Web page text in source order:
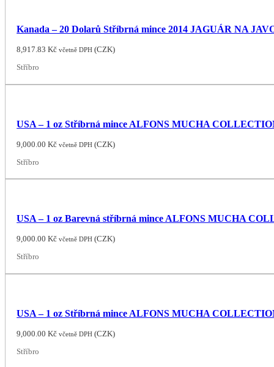
Kanada – 20 Dolarů Stříbrná mince 2014 JAGUÁR NA
8,917.83Kč včetně DPH (CZK)
Stříbro
USA – 1 oz Stříbrná mince ALFONS MUCHA
9,000.00Kč včetně DPH (CZK)
Stříbro
USA – 1 oz Barevná stříbrná mince ALFONS MUCHA
9,000.00Kč včetně DPH (CZK)
Stříbro
USA – 1 oz Stříbrná mince ALFONS MUCHA
9,000.00Kč včetně DPH (CZK)
Stříbro